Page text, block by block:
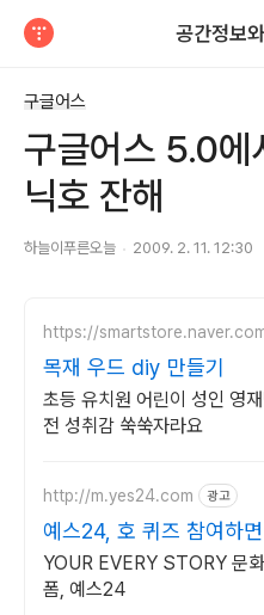
공간정보
구글어스
구글어스 5.0에
닉호 잔해
하늘이푸른오늘 2009. 2. 11. 12:30
https://
목재 우드 diy 만들기
초등 유치원 어린이 성인 영
전 성취감 쑥쑥자라요
http://m.yes24.com 광고
예스24, 호 퀴즈 참여하면
권
YOUR EVERY STORY 문
폼, 예스24